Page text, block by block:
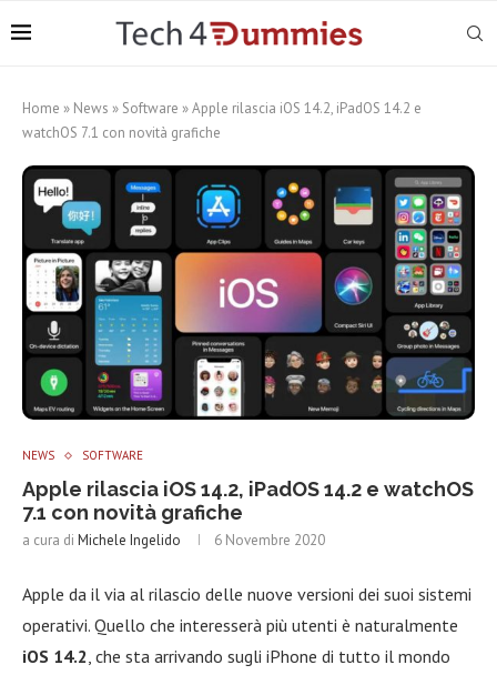
Home » News » Software »Apple rilascia iOS 14.2, iPadOS 14.2 e
watchOS 7.1 con novità grafiche
NEWS SOFTWARE
Apple rilascia iOS 14.2, iPadOS 14.2 e watchOS
7.1 con novità grafiche
a cura di Michele Ingelido 6 Novembre 2020
Apple da il via al rilascio delle nuove versioni dei suoi sistemi
operativi. Quello che interesserà più utenti è naturalmente
iOS 14.2, che sta arrivando sugli iPhone di tutto il mondo